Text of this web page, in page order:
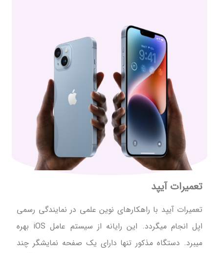
تعمیرات آیپد
تعمیرات آیپد با راهکارهای نوین علمی در نمایندگی رسمی
اپل انجام میگردد. این رایانه از سیستم عامل iOS بهره
میبرد. دستگاه مذکور تنها دارای یک صفحه نمایشگر چند